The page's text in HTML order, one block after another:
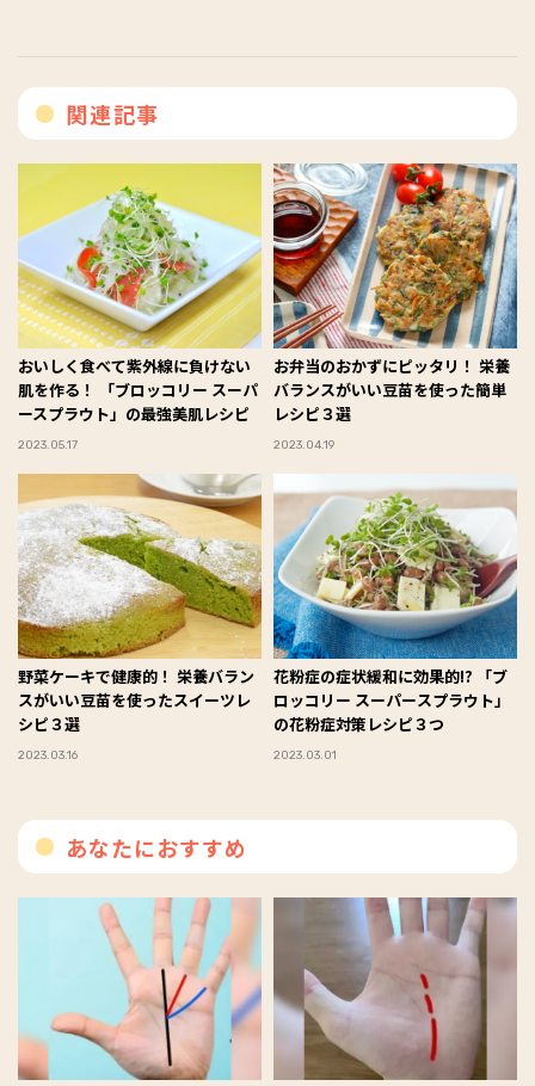
関連記事
おいしく食べて紫外線に負けない
肌を作る！ 「ブロッコリー スーパ
ースプラウト」の最強美肌レシピ
2023.05.17
お弁当のおかずにピッタリ！ 栄養
バランスがいい豆苗を使った簡単
レシピ３選
2023.04.19
野菜ケーキで健康的！ 栄養バラン
スがいい豆苗を使ったスイーツレ
シピ３選
2023.03.16
花粉症の症状緩和に効果的!? 「ブ
ロッコリー スーパースプラウト」
の花粉症対策レシピ３つ
2023.03.01
あなたにおすすめ